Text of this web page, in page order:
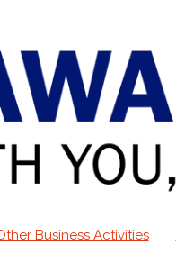
Business Activities